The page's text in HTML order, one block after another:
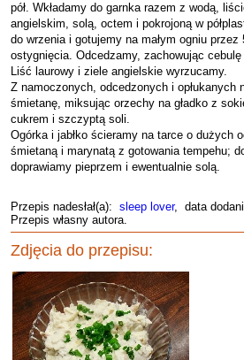
pół. Wkładamy do garnka razem z wodą,
angielskim, solą, octem i pokrojoną w
do wrzenia i gotujemy na małym ogniu
ostygnięcia. Odcedzamy, zachowując cebulę
Liść laurowy i ziele angielskie wyrzucamy.
Z namoczonych, odcedzonych i opłukanych
śmietanę, miksując orzechy na gładko z
cukrem i szczyptą soli.
Ogórka i jabłko ścieramy na tarce o dużych
śmietaną i marynatą z gotowania tempehu;
doprawiamy pieprzem i ewentualnie solą.
Przepis nadesłał(a): sleep lover, data
Przepis własny autora.
Zdjęcia do przepisu: